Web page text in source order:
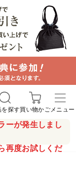
ーが発生しまし
再度お試しくだ
を探す買い物かごメニュー